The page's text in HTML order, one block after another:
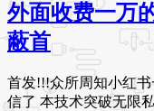
外面收费一万
蔽首
首发!!!众所周知小红
信了 本技术突破无限